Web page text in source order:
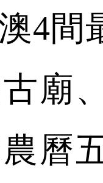
4間
廟
曆